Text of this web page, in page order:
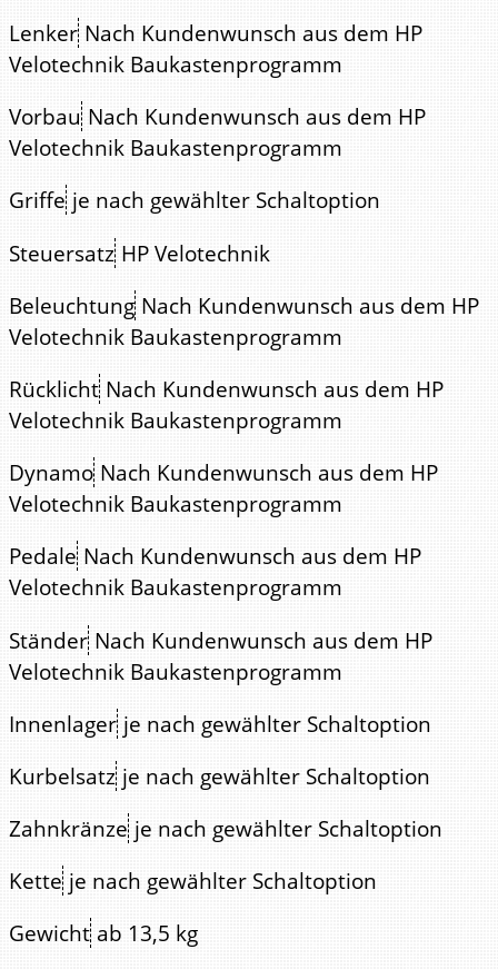
Lenker Nach Kundenwunsch aus dem HP
Velotechnik Baukastenprogramm
Vorbau Nach Kundenwunsch aus dem HP
Velotechnik Baukastenprogramm
Griffe je nach gewählter Schaltoption
Steuersatz HP Velotechnik
Beleuchtung Nach Kundenwunsch aus dem HP
Velotechnik Baukastenprogramm
Rücklicht Nach Kundenwunsch aus dem HP
Velotechnik Baukastenprogramm
Dynamo Nach Kundenwunsch aus dem HP
Velotechnik Baukastenprogramm
Pedale Nach Kundenwunsch aus dem HP
Velotechnik Baukastenprogramm
Ständer Nach Kundenwunsch aus dem HP
Velotechnik Baukastenprogramm
Innenlager je nach gewählter Schaltoption
Kurbelsatz je nach gewählter Schaltoption
Zahnkränze je nach gewählter Schaltoption
Kette je nach gewählter Schaltoption
Gewicht ab 13,5 kg